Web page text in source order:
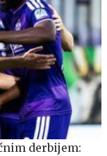
derbijem: